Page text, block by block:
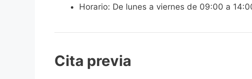
Horario: De lunes a viernes de 09:00 a
Cita previa